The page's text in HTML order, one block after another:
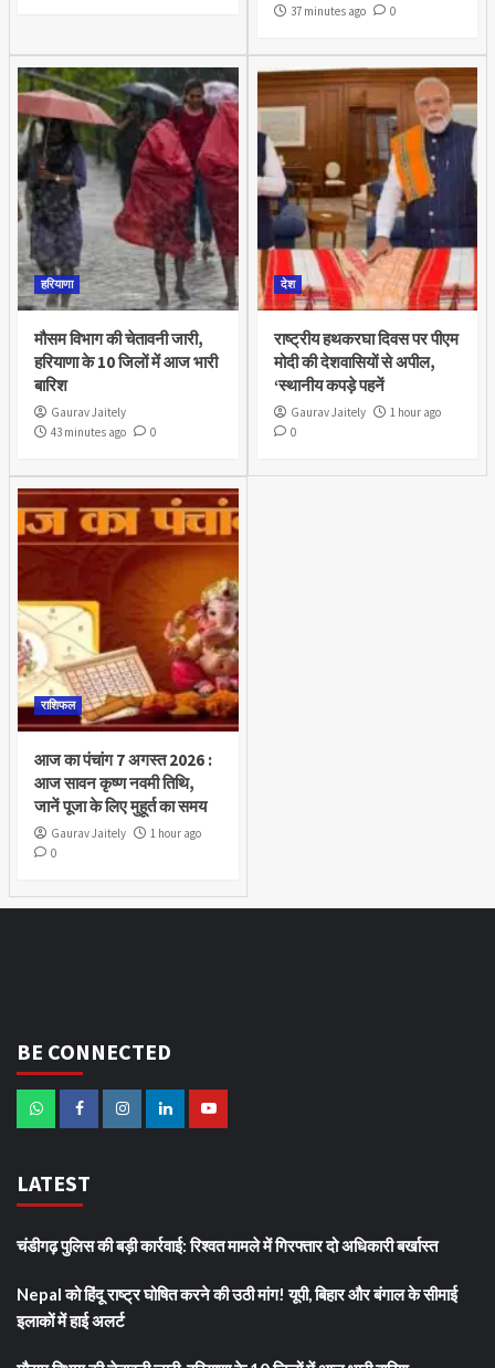
37 minutes ago
0
हरियाणा
मौसम विभाग की चेतावनी जारी,
हरियाणा के 10 जिलों में आज भारी
बारिश
Gaurav Jaitely
43 minutes ago
0
देश
राष्ट्रीय हथकरघा दिवस पर पीएम
मोदी की देशवासियों से अपील,
‘स्थानीय कपड़े पहनें
Gaurav Jaitely
1 hour ago
0
राशिफल
आज का पंचांग 7 अगस्त 2026 :
आज सावन कृष्ण नवमी तिथि,
जानें पूजा के लिए मुहूर्त का समय
Gaurav Jaitely
1 hour ago
0
BE CONNECTED
LATEST
चंडीगढ़ पुलिस की बड़ी कार्रवाई: रिश्वत मामले में गिरफ्तार दो अधिकारी बर्खास्त
Nepal को हिंदू राष्ट्र घोषित करने की उठी मांग! यूपी, बिहार और बंगाल के सीमाई
इलाकों में हाई अलर्ट